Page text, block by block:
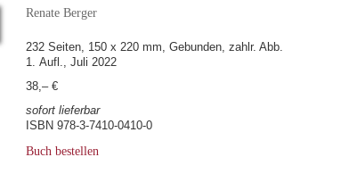
Renate Berger
232 Seiten, 150 x 220 mm, Gebunden, zahlr. Abb.
1. Aufl., Juli 2022
38,– €
sofort lieferbar
ISBN 978-3-7410-0410-0
Buch bestellen